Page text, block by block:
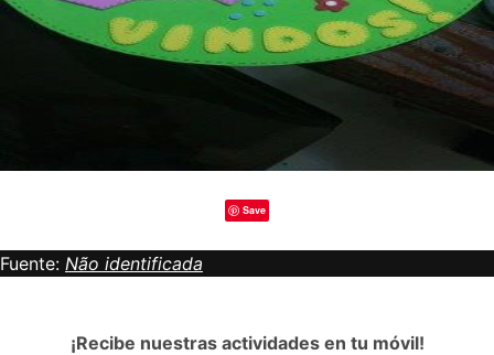
Save
Fuente: Não identificada
¡Recibe nuestras actividades en tu móvil!